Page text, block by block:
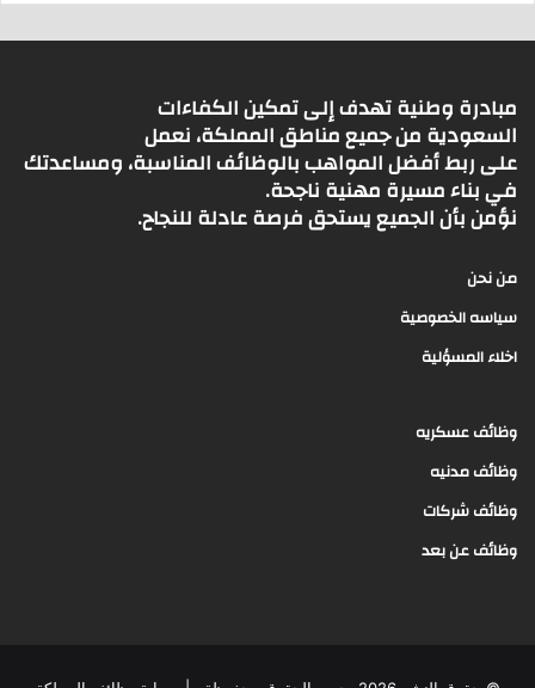
مبادرة وطنية تهدف إلى تمكين الكفاءات
السعودية من جميع مناطق المملكة، نعمل
على ربط أفضل المواهب بالوظائف المناسبة، ومساعدتك
في بناء مسيرة مهنية ناجحة.
نؤمن بأن الجميع يستحق فرصة عادلة للنجاح.
من نحن
سياسه الخصوصية
اخلاء المسؤلية
وظائف عسكريه
وظائف مدنيه
وظائف شركات
وظائف عن بعد